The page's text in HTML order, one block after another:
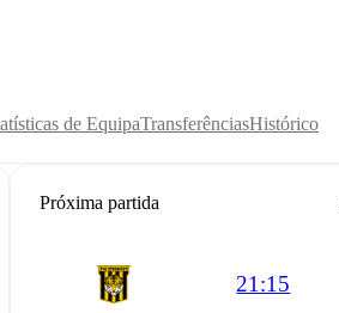
de EquipaTransferênciasHistórico
Próxima partida
21:15